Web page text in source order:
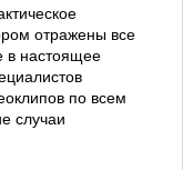
отражены все
в настоящее
по всем
случаи